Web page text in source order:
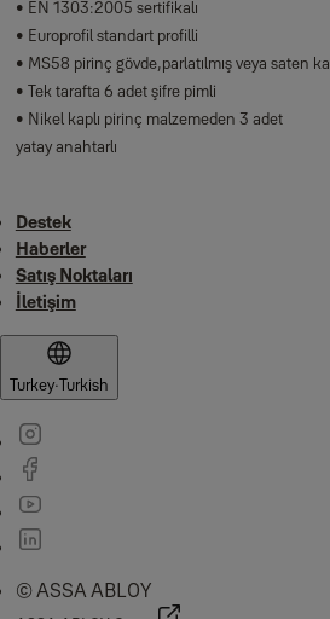
• EN 1303:2005 sertifikalı
• Europrofil standart profilli
• MS58 pirinç gövde,parlatılmış veya saten
• Tek tarafta 6 adet şifre pimli
• Nikel kaplı pirinç malzemeden 3 adet
yatay anahtarlı
Destek
Haberler
Satış Noktaları
İletişim
Turkey·Turkish
© ASSA ABLOY